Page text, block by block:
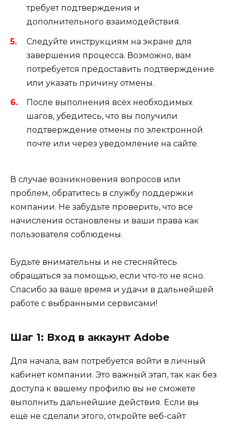
требует подтверждения и
дополнительного взаимодействия.
Следуйте инструкциям на экране для
завершения процесса. Возможно, вам
потребуется предоставить подтверждение
или указать причину отмены.
После выполнения всех необходимых
шагов, убедитесь, что вы получили
подтверждение отмены по электронной
почте или через уведомление на сайте.
В случае возникновения вопросов или
проблем, обратитесь в службу поддержки
компании. Не забудьте проверить, что все
начисления остановлены и ваши права как
пользователя соблюдены.
Будьте внимательны и не стесняйтесь
обращаться за помощью, если что-то не ясно.
Спасибо за ваше время и удачи в дальнейшей
работе с выбранными сервисами!
Шаг 1: Вход в аккаунт Adobe
Для начала, вам потребуется войти в личный
кабинет компании. Это важный этап, так как без
доступа к вашему профилю вы не сможете
выполнить дальнейшие действия. Если вы
ещё не сделали этого, откройте веб-сайт